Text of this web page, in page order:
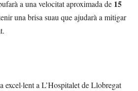
a una velocitat aproximada de 15
una brisa suau que ajudarà a mitigar
excel·lent a L’Hospitalet de Llobregat